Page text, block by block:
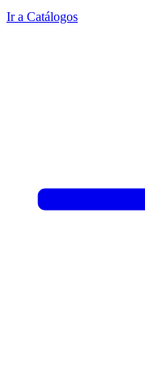
Ir a Catálogos